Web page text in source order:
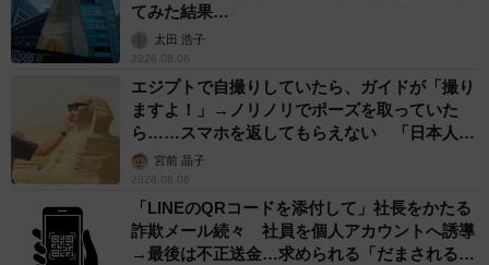
てみた結果…
太田 浩子
2026.08.06
エジプトで自撮りしていたら、ガイドが「撮り
ますよ！」→ノリノリでポーズを取っていた
ら……スマホを返してもらえない 「日本人は
カモ代表かも」「私は6時間で3万円払った」
宮前 晶子
2026.08.06
「LINEのQRコードを添付して」社長をかたる
詐欺メール続々 社員を個人アカウントへ誘導
→最後は不正送金…求められる「だまされる前